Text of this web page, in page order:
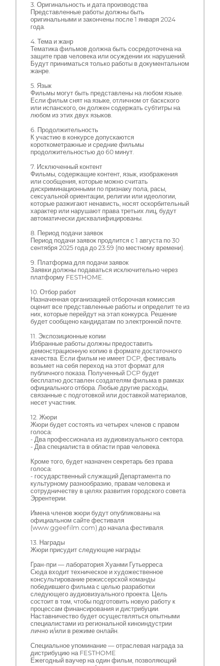
3. Оригинальность и дата производства
Представленные работы должны быть
оригинальными и закончены после 1 января 2024
года.
4. Тема и жанр
Тематика фильмов должна быть сосредоточена на
защите прав человека или осуждении их нарушений.
Будут приниматься только работы в документальном
жанре.
5. Язык
Фильмы могут быть представлены на любом языке.
Если фильм снят на языке, отличном от баскского
или испанского, он должен содержать субтитры на
любом из этих двух языков.
6. Продолжительность
К участию в конкурсе допускаются
короткометражные и средние фильмы
продолжительностью до 60 минут.
7. Исключенный контент
Фильмы, содержащие контент, язык, изображения
или сообщения, которые можно считать
дискриминационными по признаку пола, расы,
сексуальной ориентации, религии или идеологии,
которые разжигают ненависть, носят оскорбительный
характер или нарушают права третьих лиц, будут
автоматически дисквалифицированы.
8. Период подачи заявок
Период подачи заявок продлится с 1 августа по 30
сентября 2025 года до 23:59 (по местному времени).
9. Платформа для подачи заявок
Заявки должны подаваться исключительно через
платформу FESTHOME.
10. Отбор работ
Назначенная организацией отборочная комиссия
оценит все представленные работы и определит те из
них, которые перейдут на этап конкурса. Решение
будет сообщено кандидатам по электронной почте.
11. Экспозиционные копии
Избранные работы должны предоставить
демонстрационную копию в формате достаточного
качества. Если фильм не имеет DCP, фестиваль
возьмет на себя переход на этот формат для
публичного показа. Полученный DCP будет
бесплатно доставлен создателям фильма в рамках
официального отбора. Любые другие расходы,
связанные с подготовкой или доставкой материалов,
несет участник.
12. Жюри
Жюри будет состоять из четырех членов с правом
голоса:
- Два профессионала из аудиовизуального сектора.
- Два специалиста в области прав человека.
Кроме того, будет назначен секретарь без права
голоса:
- государственный служащий Департамента по
культурному разнообразию, правам человека и
сотрудничеству в целях развития городского совета
Эррентерии.
Имена членов жюри будут опубликованы на
официальном сайте фестиваля
(www.ggeefilm.com) до начала фестиваля.
13. Награды
Жюри присудит следующие награды:
Гран-при — лаборатория Хуанми Гутьерреса
Сюда входит техническое и художественное
консультирование режиссерской команды
победившего фильма с целью разработки
следующего аудиовизуального проекта. Цель
состоит в том, чтобы подготовить новую работу к
процессам финансирования и дистрибуции.
Наставничество будет осуществляться опытными
специалистами из региональной киноиндустрии
лично и/или в режиме онлайн.
Специальное упоминание — отраслевая награда за
дистрибуцию на FESTHOME
Ежегодный ваучер на один фильм, позволяющий